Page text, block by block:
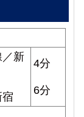
／新
4分
6分